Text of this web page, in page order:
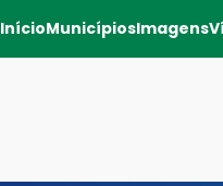
InícioMunicípiosImagens